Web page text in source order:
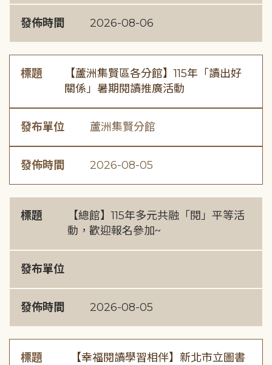
發佈時間 2026-08-06
標題
【蘆洲集賢區各分館】115年「讀出好
關係」暑期閱讀推廣活動
發布單位 蘆洲集賢分館
發佈時間 2026-08-05
標題
【總館】115年多元共融「閱」平等活
動，歡迎報名參加~
發布單位
發佈時間 2026-08-05
標題
【幸福閱讀學習相伴】新北市立圖書